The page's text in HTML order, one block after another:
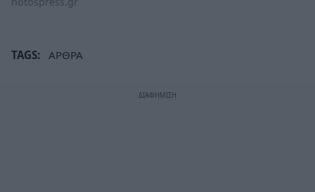
TAGS: ΑΡΘΡΑ